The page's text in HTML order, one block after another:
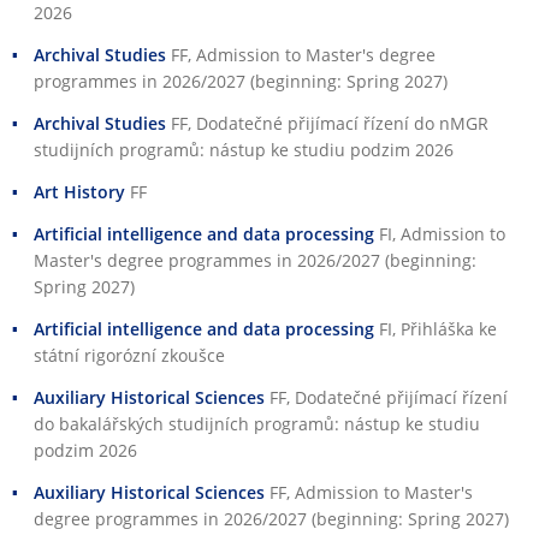
2026
Archival Studies FF, Admission to Master's degree
programmes in 2026/2027 (beginning: Spring 2027)
Archival Studies FF, Dodatečné přijímací řízení do nMGR
studijních programů: nástup ke studiu podzim 2026
Art History FF
Artificial intelligence and data processing FI, Admission to
Master's degree programmes in 2026/2027 (beginning:
Spring 2027)
Artificial intelligence and data processing FI, Přihláška ke
státní rigorózní zkoušce
Auxiliary Historical Sciences FF, Dodatečné přijímací řízení
do bakalářských studijních programů: nástup ke studiu
podzim 2026
Auxiliary Historical Sciences FF, Admission to Master's
degree programmes in 2026/2027 (beginning: Spring 2027)